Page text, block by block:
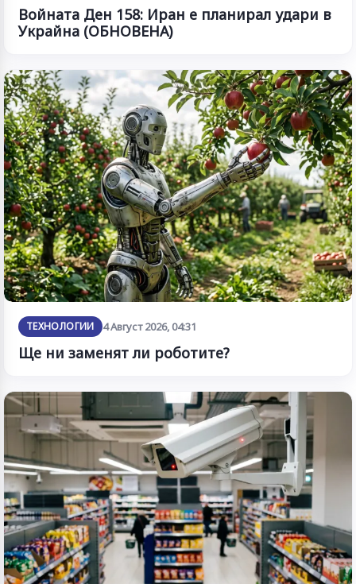
Войната Ден 158: Иран е планирал удари в
Украйна (ОБНОВЕНА)
ТЕХНОЛОГИИ 4 Август 2026, 04:31
Ще ни заменят ли роботите?